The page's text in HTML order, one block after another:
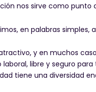
nos sirve como punto
en palabras simples,
y en muchos
libre y seguro
tiene una diversidad